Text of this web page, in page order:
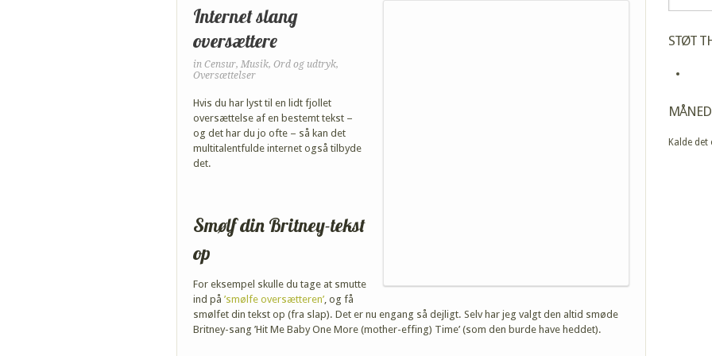
Internet slang
oversættere
in Censur, Musik, Ord og udtryk,
Oversættelser
Hvis du har lyst til en lidt fjollet
oversættelse af en bestemt tekst –
og det har du jo ofte – så kan det
multitalentfulde internet også tilbyde
det.
Smølf din Britney-tekst
op
For eksempel skulle du tage at smutte
ind på ’smølfe oversætteren’ , og få
smølfet din tekst op (fra slap). Det er nu engang så dejligt. Selv har jeg valgt den altid smøde
Britney-sang ’Hit Me Baby One More (mother-effing) Time’ (som den burde have heddet).
STØT
Kalde det